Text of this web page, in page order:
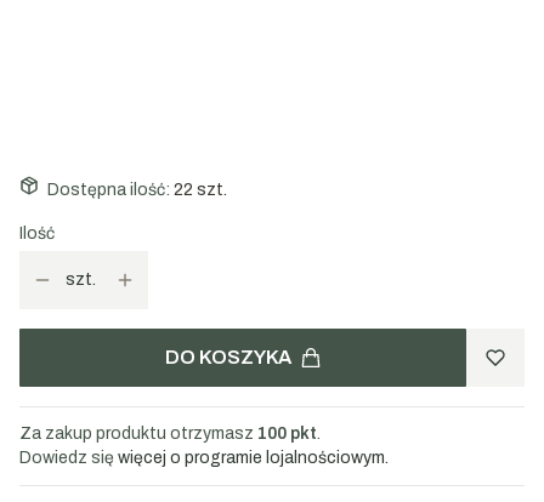
Dostępna ilość: 22 szt.
Ilość
szt.
DO KOSZYKA
Za zakup produktu otrzymasz 100 pkt.
Dowiedz się więcej o programie lojalnościowym.